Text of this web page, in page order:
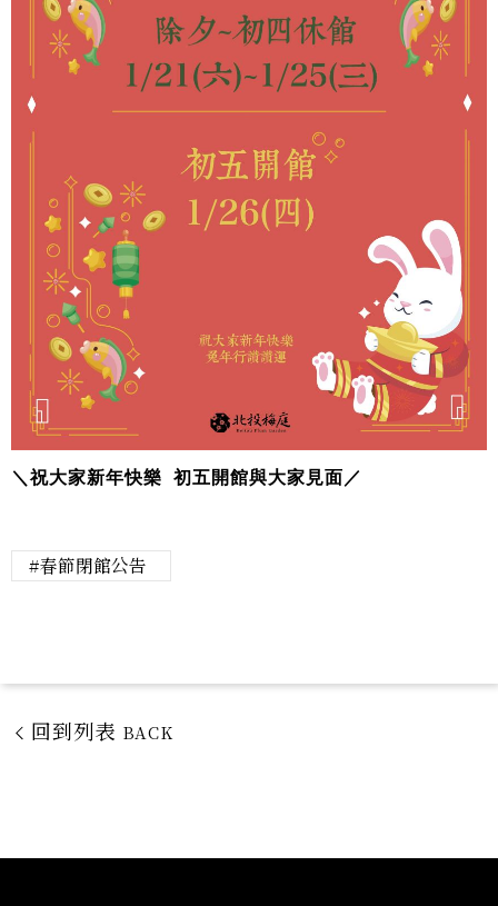
＼祝大家新年快樂 初五開館與大家見面／
春節閉館公告
回到列表 BACK